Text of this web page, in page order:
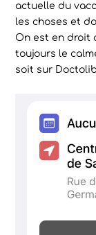
actuelle du
les choses et
On est en droit
toujours le
soit sur